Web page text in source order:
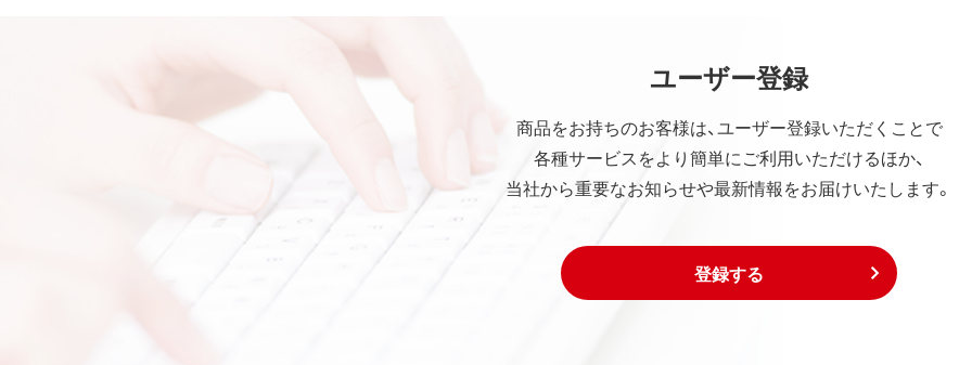
ユーザー登録
商品をお持ちのお客様は、ユーザー登録いただくことで
各種サービスをより簡単にご利用いただけるほか、
当社から重要なお知らせや最新情報をお届けいたします。
登録する